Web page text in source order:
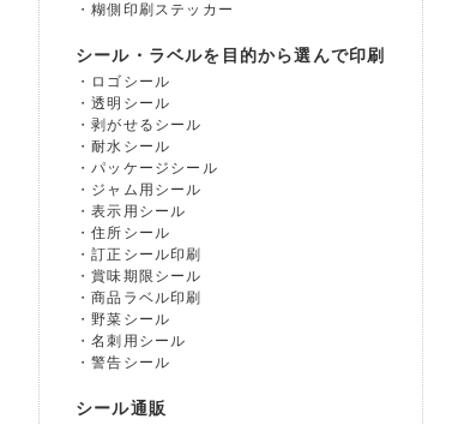
糊側印刷ステッカー
シール・ラベルを目的から選んで印刷
ロゴシール
透明シール
剥がせるシール
耐水シール
パッケージシール
ジャム用シール
表示用シール
住所シール
訂正シール印刷
賞味期限シール
商品ラベル印刷
野菜シール
名刺用シール
警告シール
シール通販